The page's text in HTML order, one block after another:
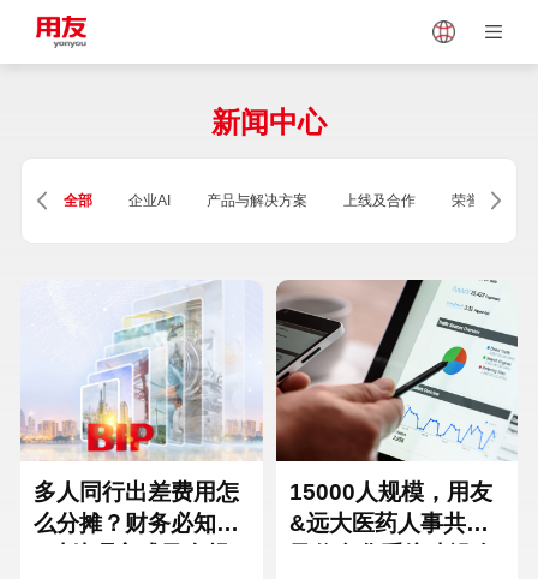
Vietnam
Singapore Malaysia
Thailand
Turkey
Hungary Mexico
Hong Kong Macau
新闻中心
全部 企业AI 产品与解决方案 上线及合作 荣誉及资质
多人同行出差费用怎
么分摊？财务必知的
15000人规模，用友
&远大医药人事共享